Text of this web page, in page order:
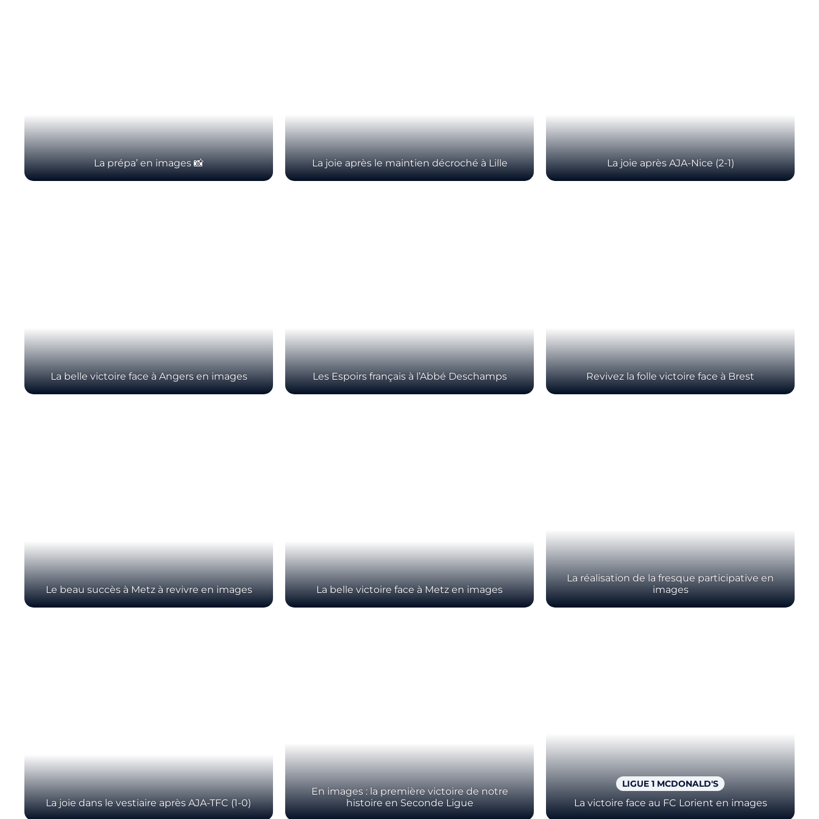
Billetterie
🇨🇳 La prépa’ en images 📸 La joie après le maintien décroché à Lille La joie après AJA-Nice (2-1)
La belle victoire face à Angers en images Les Espoirs français à l’Abbé Deschamps Revivez la folle victoire face à Brest
Le beau succès à Metz à revivre en images La belle victoire face à Metz en images
La réalisation de la fresque participative en
images
La joie dans le vestiaire après AJA-TFC (1-0)
En images : la première victoire de notre
histoire en Seconde Ligue
LIGUE 1 MCDONALD'S
La victoire face au FC Lorient en images